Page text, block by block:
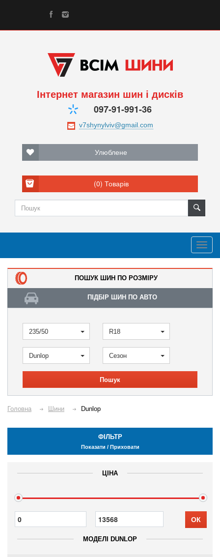
Інтернет магазин шин і дисків
097-91-991-36
Улюблене
(0) Товарів
ПОШУК ШИН ПО РОЗМІРУ
ПІДБІР ШИН ПО АВТО
235/50 R18
Dunlop Сезон
Пошук
Головна Шини Dunlop
ФІЛЬТР
Показати / Приховати
ЦІНА
ОК
МОДЕЛІ DUNLOP